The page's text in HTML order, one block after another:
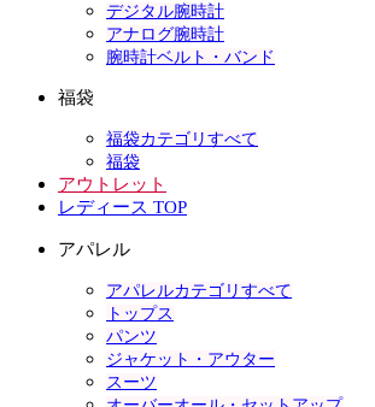
デジタル腕時計
アナログ腕時計
腕時計ベルト・バンド
福袋
福袋カテゴリすべて
福袋
アウトレット
レディース TOP
アパレル
アパレルカテゴリすべて
トップス
パンツ
ジャケット・アウター
スーツ